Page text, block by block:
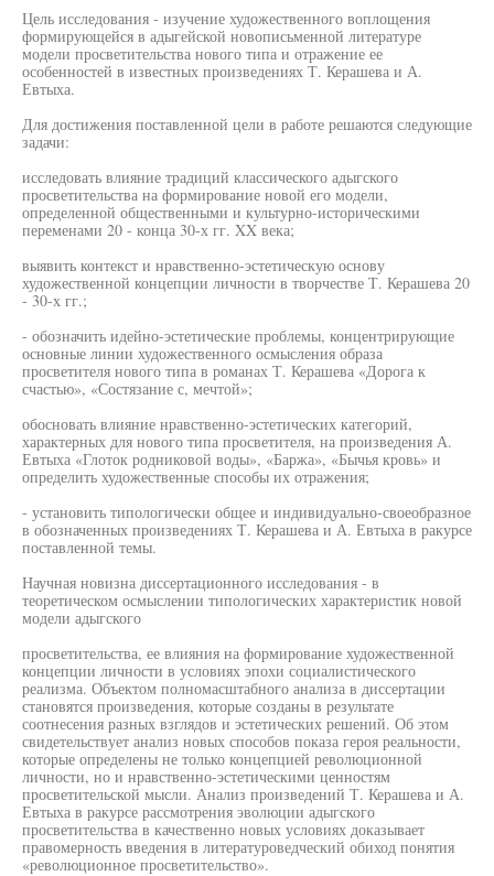
Цель исследования - изучение художественного воплощения
формирующейся в адыгейской новописьменной литературе
модели просветительства нового типа и отражение ее
особенностей в известных произведениях Т. Керашева и А.
Евтыха.
Для достижения поставленной цели в работе решаются следующие
задачи:
исследовать влияние традиций классического адыгского
просветительства на формирование новой его модели,
определенной общественными и культурно-историческими
переменами 20 - конца 30-х гг. XX века;
выявить контекст и нравственно-эстетическую основу
художественной концепции личности в творчестве Т. Керашева 20
- 30-х гг.;
- обозначить идейно-эстетические проблемы, концентрирующие
основные линии художественного осмысления образа
просветителя нового типа в романах Т. Керашева «Дорога к
счастью», «Состязание с, мечтой»;
обосновать влияние нравственно-эстетических категорий,
характерных для нового типа просветителя, на произведения А.
Евтыха «Глоток родниковой воды», «Баржа», «Бычья кровь» и
определить художественные способы их отражения;
- установить типологически общее и индивидуально-своеобразное
в обозначенных произведениях Т. Керашева и А. Евтыха в ракурсе
поставленной темы.
Научная новизна диссертационного исследования - в
теоретическом осмыслении типологических характеристик новой
модели адыгского
просветительства, ее влияния на формирование художественной
концепции личности в условиях эпохи социалистического
реализма. Объектом полномасштабного анализа в диссертации
становятся произведения, которые созданы в результате
соотнесения разных взглядов и эстетических решений. Об этом
свидетельствует анализ новых способов показа героя реальности,
которые определены не только концепцией революционной
личности, но и нравственно-эстетическими ценностям
просветительской мысли. Анализ произведений Т. Керашева и А.
Евтыха в ракурсе рассмотрения эволюции адыгского
просветительства в качественно новых условиях доказывает
правомерность введения в литературоведческий обиход понятия
«революционное просветительство».